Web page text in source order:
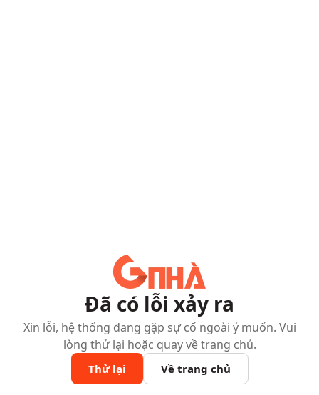
Đã có lỗi xảy ra
Xin lỗi, hệ thống đang gặp sự cố ngoài ý muốn. Vui
lòng thử lại hoặc quay về trang chủ.
Thử lại Về trang chủ